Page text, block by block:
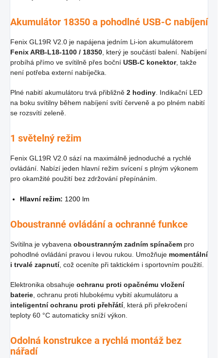
Akumulátor 18350 a pohodlné USB-C nabíjení
Fenix GL19R V2.0 je napájena jedním Li-ion akumulátorem
Fenix ARB-L18-1100 / 18350 , který je součástí balení. Nabíjení
probíhá přímo ve svítilně přes boční USB-C konektor, takže
není potřeba externí nabíječka.
Plné nabití akumulátoru trvá přibližně 2 hodiny . Indikační LED
na boku svítilny během nabíjení svítí červeně a po plném nabití
se rozsvítí zeleně.
1 světelný režim
Fenix GL19R V2.0 sází na maximálně jednoduché a rychlé
ovládání. Nabízí jeden hlavní režim svícení s plným výkonem
pro okamžité použití bez zdržování přepínáním.
Hlavní režim: 1200 lm
Oboustranné ovládání a ochranné funkce
Svítilna je vybavena oboustranným zadním spínačem pro
pohodlné ovládání pravou i levou rukou. Umožňuje momentální
i trvalé zapnutí, což oceníte při taktickém i sportovním použití.
Elektronika obsahuje ochranu proti opačnému vložení
baterie , ochranu proti hlubokému vybití akumulátoru a
inteligentní ochranu proti přehřátí, která při překročení
teploty 60 °C automaticky sníží výkon.
Odolná konstrukce a rychlá montáž bez
nářadí